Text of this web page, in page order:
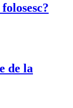
de la